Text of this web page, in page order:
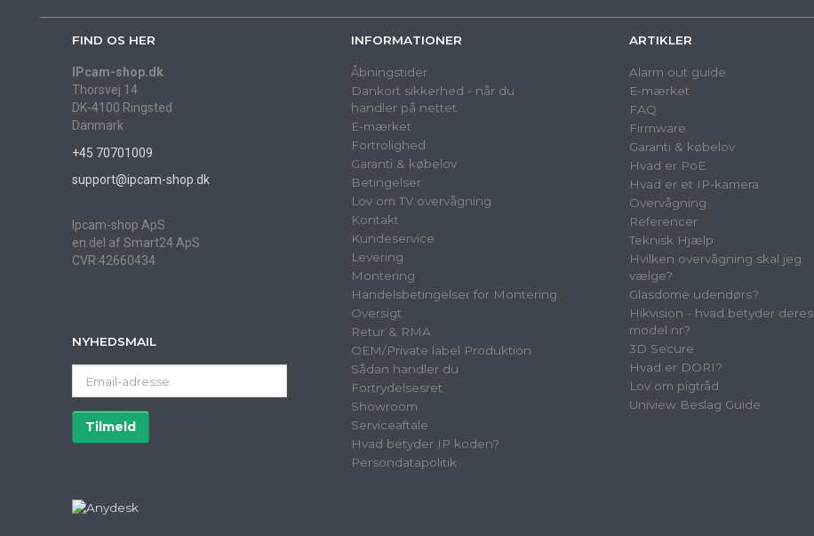
FIND OS HER
IPcam-shop.dk
Thorsvej 14
DK-4100 Ringsted
Danmark
+45 70701009
support@ipcam-shop.dk
Ipcam-shop ApS
en del af Smart24 ApS
CVR:42660434
NYHEDSMAIL
adresse
Tilmeld
INFORMATIONER
Åbningstider
Dankort sikkerhed - når du
handler på nettet
E-mærket
Fortrolighed
Garanti & købelov
Betingelser
Lov om TV overvågning
Kontakt
Kundeservice
Levering
Montering
Handelsbetingelser for Montering
Oversigt
Retur & RMA
OEM/Private label Produktion
Sådan handler du
Fortrydelsesret
Showroom
Serviceaftale
Hvad betyder IP koden?
Persondatapolitik
ARTIKLER
Alarm out guide
E-mærket
FAQ
Firmware
Garanti & købelov
Hvad er PoE
Hvad er et IP-kamera
Overvågning
Referencer
Teknisk Hjælp
Hvilken overvågning skal jeg
vælge?
Glasdome udendørs?
Hikvision - hvad betyder deres
model nr?
3D Secure
Hvad er DORI?
Lov om pigtråd
Uniview Beslag Guide